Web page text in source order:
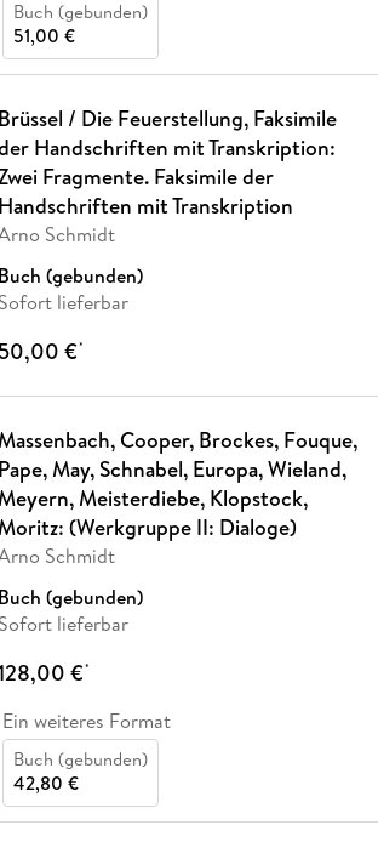
Buch (gebunden)
51,00 €
Brüssel / Die Feuerstellung, Faksimile
Handschriften mit Transkription:
Fragmente. Faksimile der
Handschriften mit Transkription
Schmidt
Buch (gebunden)
Sofort lieferbar
50,00 €*
Massenbach, Cooper, Brockes, Fouque,
Pape, May, Schnabel, Europa, Wieland,
Meyern, Meisterdiebe, Klopstock,
Moritz: (Werkgruppe II: Dialoge)
Schmidt
Buch (gebunden)
Sofort lieferbar
€*
Ein weiteres Format
Buch (gebunden)
42,80 €